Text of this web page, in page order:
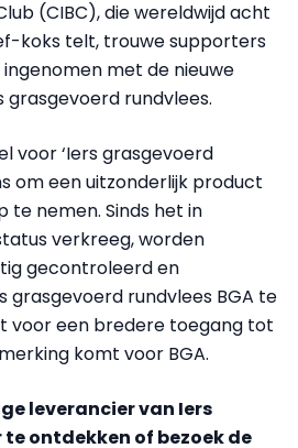
(CIBC), die wereldwijd acht
koks telt, trouwe supporters
ingenomen met de nieuwe
grasgevoerd rundvlees.
voor ‘Iers grasgevoerd
om een uitzonderlijk product
te nemen. Sinds het in
verkreeg, worden
gecontroleerd en
grasgevoerd rundvlees BGA te
voor een bredere toegang tot
komt voor BGA.
leverancier van Iers
ontdekken of bezoek de